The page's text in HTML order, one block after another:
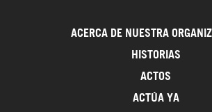
KHALIL MAATOUK
ACERCA DE NUESTRA
HISTORIAS
ACTOS
ACTÚA YA